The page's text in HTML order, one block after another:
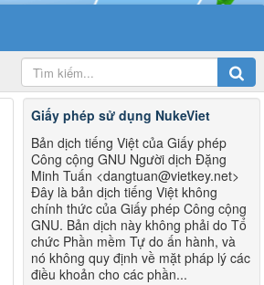
Giấy phép sử dụng NukeViet
Bản dịch tiếng Việt của Giấy phép
Công cộng GNU Người dịch Đặng
Minh Tuấn <dangtuan@vietkey.net>
Đây là bản dịch tiếng Việt không
chính thức của Giấy phép Công cộng
GNU. Bản dịch này không phải do Tổ
chức Phần mềm Tự do ấn hành, và
nó không quy định về mặt pháp lý các
điều khoản cho các phần...